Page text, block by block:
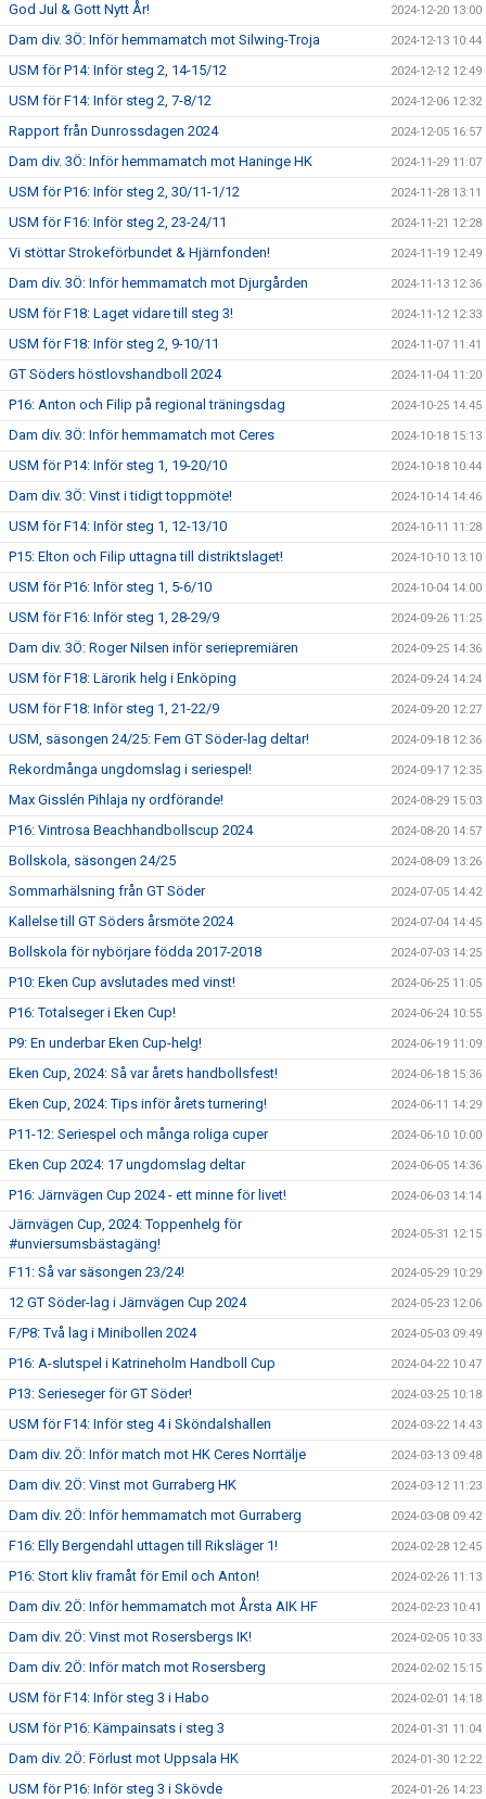
God Jul & Gott Nytt År! 2024-12-20 13:00
Dam div. 3Ö: Inför hemmamatch mot Silwing-Troja 2024-12-13 10:44
USM för P14: Inför steg 2, 14-15/12 2024-12-12 12:49
USM för F14: Inför steg 2, 7-8/12 2024-12-06 12:32
Rapport från Dunrossdagen 2024 2024-12-05 16:57
Dam div. 3Ö: Inför hemmamatch mot Haninge HK 2024-11-29 11:07
USM för P16: Inför steg 2, 30/11-1/12 2024-11-28 13:11
USM för F16: Inför steg 2, 23-24/11 2024-11-21 12:28
Vi stöttar Strokeförbundet & Hjärnfonden! 2024-11-19 12:49
Dam div. 3Ö: Inför hemmamatch mot Djurgården 2024-11-13 12:36
USM för F18: Laget vidare till steg 3! 2024-11-12 12:33
USM för F18: Inför steg 2, 9-10/11 2024-11-07 11:41
GT Söders höstlovshandboll 2024 2024-11-04 11:20
P16: Anton och Filip på regional träningsdag 2024-10-25 14:45
Dam div. 3Ö: Inför hemmamatch mot Ceres 2024-10-18 15:13
USM för P14: Inför steg 1, 19-20/10 2024-10-18 10:44
Dam div. 3Ö: Vinst i tidigt toppmöte! 2024-10-14 14:46
USM för F14: Inför steg 1, 12-13/10 2024-10-11 11:28
P15: Elton och Filip uttagna till distriktslaget! 2024-10-10 13:10
USM för P16: Inför steg 1, 5-6/10 2024-10-04 14:00
USM för F16: Inför steg 1, 28-29/9 2024-09-26 11:25
Dam div. 3Ö: Roger Nilsen inför seriepremiären 2024-09-25 14:36
USM för F18: Lärorik helg i Enköping 2024-09-24 14:24
USM för F18: Inför steg 1, 21-22/9 2024-09-20 12:27
USM, säsongen 24/25: Fem GT Söder-lag deltar! 2024-09-18 12:36
Rekordmånga ungdomslag i seriespel! 2024-09-17 12:35
Max Gisslén Pihlaja ny ordförande! 2024-08-29 15:03
P16: Vintrosa Beachhandbollscup 2024 2024-08-20 14:57
Bollskola, säsongen 24/25 2024-08-09 13:26
Sommarhälsning från GT Söder 2024-07-05 14:42
Kallelse till GT Söders årsmöte 2024 2024-07-04 14:45
Bollskola för nybörjare födda 2017-2018 2024-07-03 14:25
P10: Eken Cup avslutades med vinst! 2024-06-25 11:05
P16: Totalseger i Eken Cup! 2024-06-24 10:55
P9: En underbar Eken Cup-helg! 2024-06-19 11:09
Eken Cup, 2024: Så var årets handbollsfest! 2024-06-18 15:36
Eken Cup, 2024: Tips inför årets turnering! 2024-06-11 14:29
P11-12: Seriespel och många roliga cuper 2024-06-10 10:00
Eken Cup 2024: 17 ungdomslag deltar 2024-06-05 14:36
P16: Järnvägen Cup 2024 - ett minne för livet! 2024-06-03 14:14
Järnvägen Cup, 2024: Toppenhelg för
#unviersumsbästagäng!
2024-05-31 12:15
F11: Så var säsongen 23/24! 2024-05-29 10:29
12 GT Söder-lag i Järnvägen Cup 2024 2024-05-23 12:06
F/P8: Två lag i Minibollen 2024 2024-05-03 09:49
P16: A-slutspel i Katrineholm Handboll Cup 2024-04-22 10:47
P13: Serieseger för GT Söder! 2024-03-25 10:18
USM för F14: Inför steg 4 i Sköndalshallen 2024-03-22 14:43
Dam div. 2Ö: Inför match mot HK Ceres Norrtälje 2024-03-13 09:48
Dam div. 2Ö: Vinst mot Gurraberg HK 2024-03-12 11:23
Dam div. 2Ö: Inför hemmamatch mot Gurraberg 2024-03-08 09:42
F16: Elly Bergendahl uttagen till Riksläger 1! 2024-02-28 12:45
P16: Stort kliv framåt för Emil och Anton! 2024-02-26 11:13
Dam div. 2Ö: Inför hemmamatch mot Årsta AIK HF 2024-02-23 10:41
Dam div. 2Ö: Vinst mot Rosersbergs IK! 2024-02-05 10:33
Dam div. 2Ö: Inför match mot Rosersberg 2024-02-02 15:15
USM för F14: Inför steg 3 i Habo 2024-02-01 14:18
USM för P16: Kämpainsats i steg 3 2024-01-31 11:04
Dam div. 2Ö: Förlust mot Uppsala HK 2024-01-30 12:22
USM för P16: Inför steg 3 i Skövde 2024-01-26 14:23